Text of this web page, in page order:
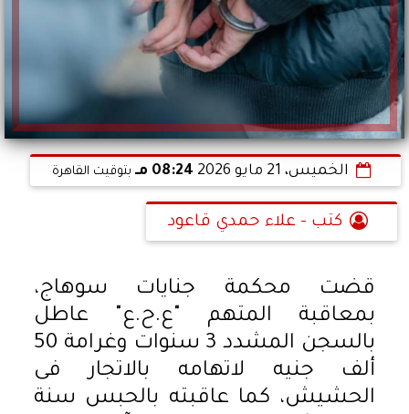
الخميس، 21 مايو 2026 08:24 مـ بتوقيت القاهرة
كتب - علاء حمدي قاعود
قضت محكمة جنايات سوهاج،
بمعاقبة المتهم "ع.ح.ع" عاطل
بالسجن المشدد 3 سنوات وغرامة 50
ألف جنيه لاتهامه بالاتجار فى
الحشيش، كما عاقبته بالحبس سنة